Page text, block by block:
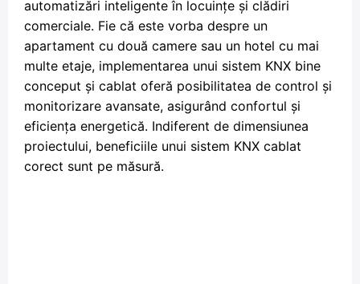
automatizări inteligente în locuințe și clădiri
comerciale. Fie că este vorba despre un
apartament cu două camere sau un hotel cu mai
multe etaje, implementarea unui sistem KNX bine
conceput și cablat oferă posibilitatea de control și
monitorizare avansate, asigurând confortul și
eficiența energetică. Indiferent de dimensiunea
proiectului, beneficiile unui sistem KNX cablat
corect sunt pe măsură.